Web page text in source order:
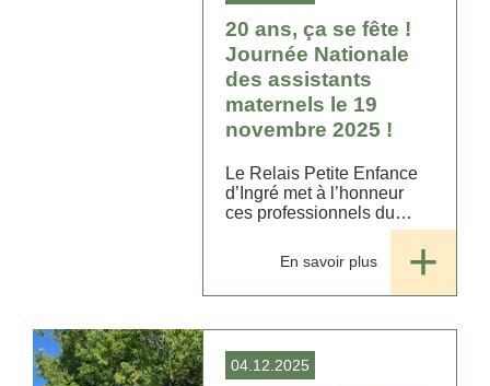
20 ans, ça se fête !
Journée Nationale
des assistants
maternels le 19
novembre 2025 !
Le Relais Petite Enfance
d’Ingré met à l’honneur
ces professionnels du
reportage pour valoriser
un métier essentiel qui
permet d'accompagner,
faire...
En savoir plus
04.12.2025